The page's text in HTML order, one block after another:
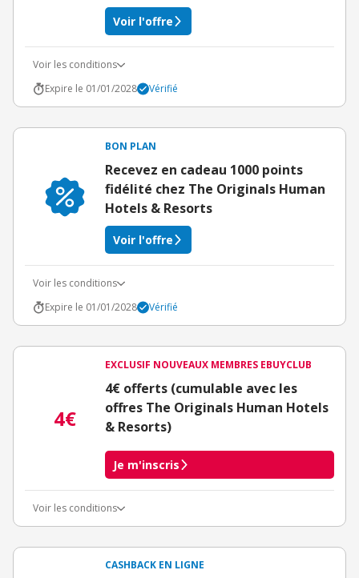
Voir l'offre
Voir les conditions
Expire le 01/01/2028
Vérifié
BON PLAN
Recevez en cadeau 1000 points
fidélité chez The Originals Human
Hotels & Resorts
Voir l'offre
Voir les conditions
Expire le 01/01/2028
Vérifié
4€
EXCLUSIF NOUVEAUX MEMBRES EBUYCLUB
4€ offerts (cumulable avec les
offres The Originals Human Hotels
& Resorts)
Je m'inscris
Voir les conditions
3€ de bienvenue crédités immédiatement + 1€ supplémentaire
Offre réservée à une toute première inscription chez eBuyClub.
CASHBACK EN LIGNE